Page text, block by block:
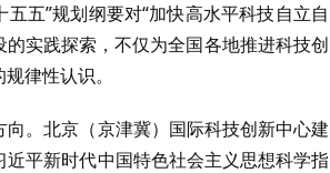
五”规划纲要对“加快高水平科技自立自
实践探索，不仅为全国各地推进科技创
律性认识。
。北京（京津冀）国际科技创新中心建
平新时代中国特色社会主义思想科学指